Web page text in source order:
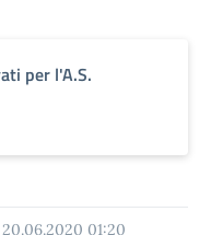
per l'A.S.
20.06.2020 01:20